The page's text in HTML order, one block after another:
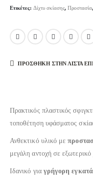
Ετικέτες: Δίχτυ σκίασης, Προστασία,
ΠΡΌΣΘΉΚΗ ΣΤΗΝ ΛΊΣΤΑ
Πρακτικός πλαστικός
τοποθέτηση υφάσματος
Ανθεκτικό υλικό με
μεγάλη αντοχή σε εξωτερικό
Ιδανικό για γρήγορη